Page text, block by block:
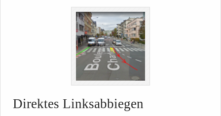
Direktes Linksabbiegen